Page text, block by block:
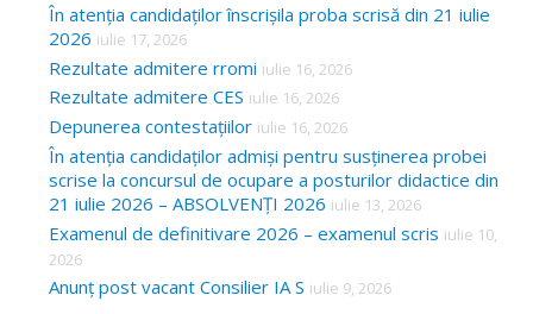
În atenția candidaților înscrișila proba scrisă din 21 iulie
2026 iulie 17, 2026
Rezultate admitere rromi iulie 16, 2026
Rezultate admitere CES iulie 16, 2026
Depunerea contestațiilor iulie 16, 2026
În atenția candidaților admiși pentru susținerea probei
scrise la concursul de ocupare a posturilor didactice din
21 iulie 2026 – ABSOLVENȚI 2026 iulie 13, 2026
Examenul de definitivare 2026 – examenul scris iulie 10,
2026
Anunț post vacant Consilier IA S iulie 9, 2026